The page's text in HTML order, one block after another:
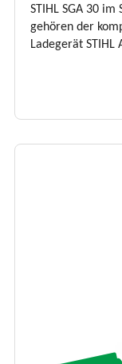
STIHL SGA 30 im
gehören der
Ladegerät STIHL